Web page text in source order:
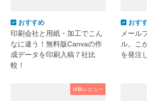
おすすめ
印刷会社と用紙・加工でこん
なに違う！無料版Canvaの作
成データを印刷入稿７社比
較！
おす
メール
ル。こ
を発注
体験レビュー